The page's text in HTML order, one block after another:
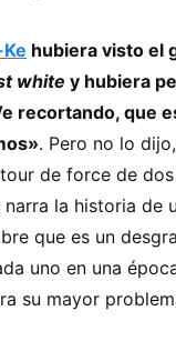
hubiera visto el
white y hubiera
recortando, que
. Pero no lo
de force de
la historia de
que es un
uno en una
su mayor